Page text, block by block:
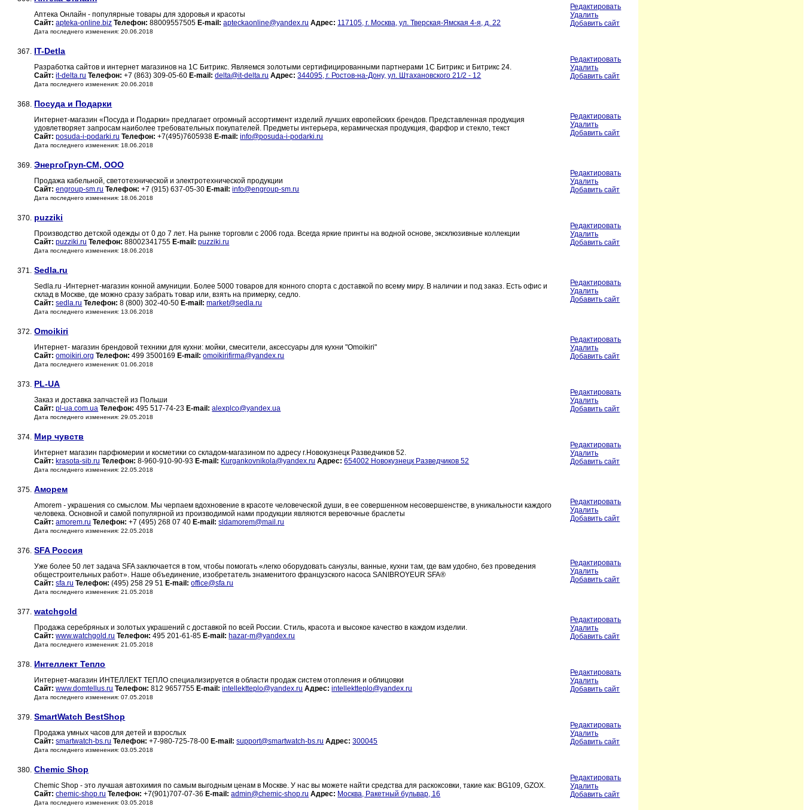
Аптека Онлайн - популярные товары для здоровья и красоты
Сайт: apteka-online.biz Телефон: 88009557505 E-mail: apteckaonline@yandex.ru Адрес: 117105, г. Москва, ул. Тверская-Ямская 4-я, д. 22
Дата последнего изменения: 20.06.2018
Редактировать
Удалить
Добавить сайт
367. IT-Detla
Разработка сайтов и интернет магазинов на 1С Битрикс. Являемся золотыми сертифицированными партнерами 1С Битрикс и Битрикс 24.
Сайт: it-delta.ru Телефон: +7 (863) 309-05-60 E-mail: delta@it-delta.ru Адрес: 344095, г. Ростов-на-Дону, ул. Штахановского 21/2 - 12
Дата последнего изменения: 20.06.2018
Редактировать
Удалить
Добавить сайт
368. Посуда и Подарки
Интернет-магазин «Посуда и Подарки» предлагает огромный ассортимент изделий лучших европейских брендов. Представленная продукция
удовлетворяет запросам наиболее требовательных покупателей. Предметы интерьера, керамическая продукция, фарфор и стекло, текст
Сайт: posuda-i-podarki.ru Телефон: +7(495)7605938 E-mail: info@posuda-i-podarki.ru
Дата последнего изменения: 18.06.2018
Редактировать
Удалить
Добавить сайт
369. ЭнергоГруп-СМ, ООО
Продажа кабельной, светотехнической и электротехнической продукции
Сайт: engroup-sm.ru Телефон: +7 (915) 637-05-30 E-mail: info@engroup-sm.ru
Дата последнего изменения: 18.06.2018
Редактировать
Удалить
Добавить сайт
370. puzziki
Производство детской одежды от 0 до 7 лет. На рынке торговли с 2006 года. Всегда яркие принты на водной основе, эксклюзивные коллекции
Сайт: puzziki.ru Телефон: 88002341755 E-mail: puzziki.ru
Дата последнего изменения: 18.06.2018
Редактировать
Удалить
Добавить сайт
371. Sedla.ru
Sedla.ru -Интернет-магазин конной амуниции. Более 5000 товаров для конного спорта с доставкой по всему миру. В наличии и под заказ. Есть офис и
склад в Москве, где можно сразу забрать товар или, взять на примерку, седло.
Сайт: sedla.ru Телефон: 8 (800) 302-40-50 E-mail: market@sedla.ru
Дата последнего изменения: 13.06.2018
Редактировать
Удалить
Добавить сайт
372. Omoikiri
Интернет- магазин брендовой техники для кухни: мойки, смесители, аксессуары для кухни "Omoikiri"
Сайт: omoikiri.org Телефон: 499 3500169 E-mail: omoikirifirma@yandex.ru
Дата последнего изменения: 01.06.2018
Редактировать
Удалить
Добавить сайт
373. PL-UA
Заказ и доставка запчастей из Польши
Сайт: pl-ua.com.ua Телефон: 495 517-74-23 E-mail: alexplco@yandex.ua
Дата последнего изменения: 29.05.2018
Редактировать
Удалить
Добавить сайт
374. Мир чувств
Интернет магазин парфюмерии и косметики со складом-магазином по адресу г.Новокузнецк Разведчиков 52.
Сайт: krasota-sib.ru Телефон: 8-960-910-90-93 E-mail: Kurgankovnikola@yandex.ru Адрес: 654002 Новокузнецк Разведчиков 52
Дата последнего изменения: 22.05.2018
Редактировать
Удалить
Добавить сайт
375. Аморем
Amorem - украшения со смыслом. Мы черпаем вдохновение в красоте человеческой души, в ее совершенном несовершенстве, в уникальности каждого
человека. Основной и самой популярной из производимой нами продукции являются веревочные браслеты
Сайт: amorem.ru Телефон: +7 (495) 268 07 40 E-mail: sldamorem@mail.ru
Дата последнего изменения: 22.05.2018
Редактировать
Удалить
Добавить сайт
376. SFA Россия
Уже более 50 лет задача SFA заключается в том, чтобы помогать «легко оборудовать санузлы, ванные, кухни там, где вам удобно, без проведения
общестроительных работ». Наше объединение, изобретатель знаменитого французского насоса SANIBROYEUR SFA®
Сайт: sfa.ru Телефон: (495) 258 29 51 E-mail: office@sfa.ru
Дата последнего изменения: 21.05.2018
Редактировать
Удалить
Добавить сайт
377. watchgold
Продажа серебряных и золотых украшений с доставкой по всей России. Стиль, красота и высокое качество в каждом изделии.
Сайт: www.watchgold.ru Телефон: 495 201-61-85 E-mail: hazar-m@yandex.ru
Дата последнего изменения: 21.05.2018
Редактировать
Удалить
Добавить сайт
378. Интеллект Тепло
Интернет-магазин ИНТЕЛЛЕКТ ТЕПЛО специализируется в области продаж систем отопления и облицовки
Сайт: www.domtellus.ru Телефон: 812 9657755 E-mail: intellektteplo@yandex.ru Адрес: intellektteplo@yandex.ru
Дата последнего изменения: 07.05.2018
Редактировать
Удалить
Добавить сайт
379. SmartWatch BestShop
Продажа умных часов для детей и взрослых
Сайт: smartwatch-bs.ru Телефон: +7-980-725-78-00 E-mail: support@smartwatch-bs.ru Адрес: 300045
Дата последнего изменения: 03.05.2018
Редактировать
Удалить
Добавить сайт
380. Chemic Shop
Chemic Shop - это лучшая автохимия по самым выгодным ценам в Москве. У нас вы можете найти средства для раскоксовки, такие как: BG109, GZOX.
Сайт: chemic-shop.ru Телефон: +7(901)707-07-36 E-mail: admin@chemic-shop.ru Адрес: Москва, Ракетный бульвар, 16
Дата последнего изменения: 03.05.2018
Редактировать
Удалить
Добавить сайт